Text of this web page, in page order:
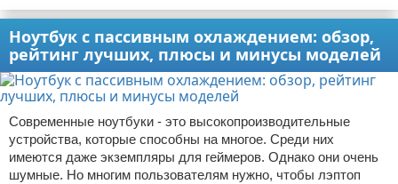
Ноутбук с пассивным охлаждением: обзор,
рейтинг лучших, плюсы и минусы моделей
Современные ноутбуки - это высокопроизводительные
устройства, которые способны на многое. Среди них
имеются даже экземпляры для геймеров. Однако они очень
шумные. Но многим пользователям нужно, чтобы лэптоп